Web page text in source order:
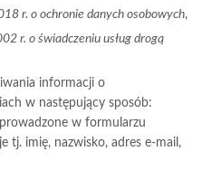
r. o ochronie danych osobowych,
r. o świadczeniu usług drogą
informacji o
w następujący sposób:
w formularzu
tj. imię, nazwisko, adres e-mail,